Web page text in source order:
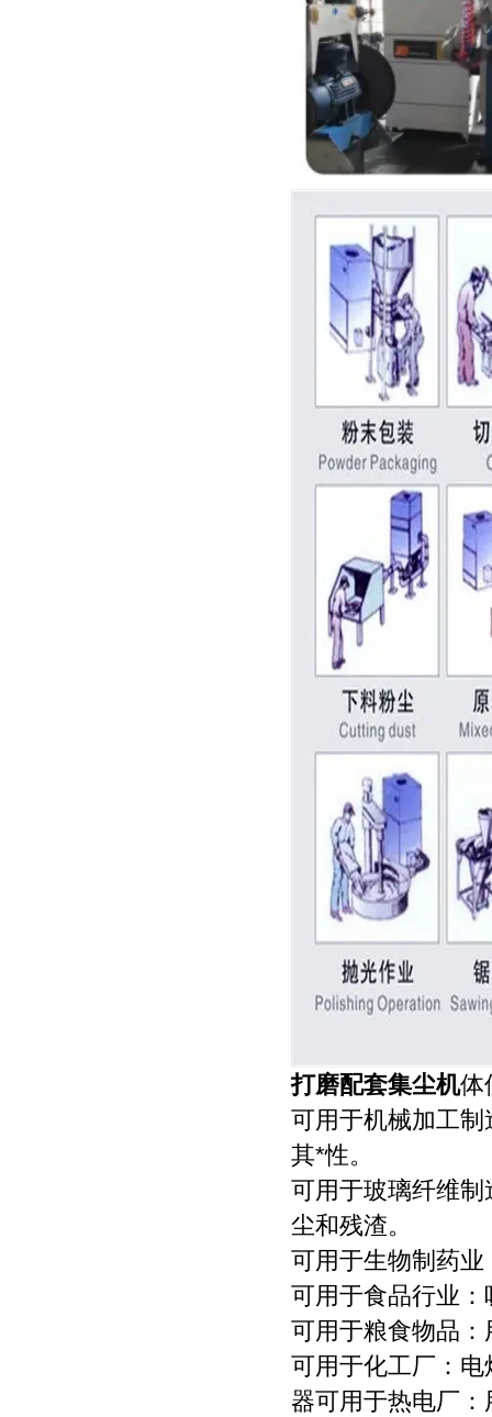
打磨配套集尘机体
可用于机械加工
其*性。
可用于玻璃纤维
尘和残渣。
可用于生物制药
可用于食品行业
可用于粮食物品
可用于化工厂：
器可用于热电厂